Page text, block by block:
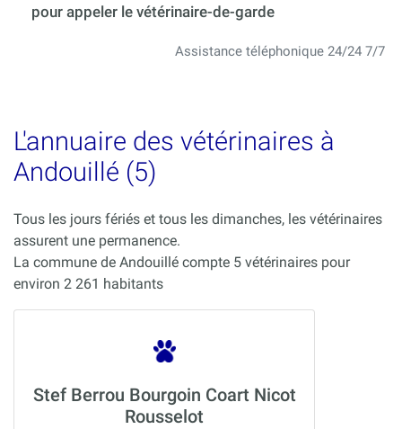
pour appeler le vétérinaire-de-garde
Assistance téléphonique 24/24 7/7
L'annuaire des vétérinaires à
Andouillé (5)
Tous les jours fériés et tous les dimanches, les vétérinaires
assurent une permanence.
La commune de Andouillé compte 5 vétérinaires pour
environ 2 261 habitants
Stef Berrou Bourgoin Coart Nicot
Rousselot